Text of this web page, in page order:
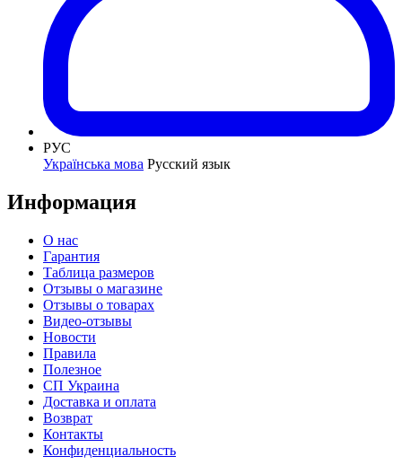
РУС
Українська мова Русский язык
Информация
О нас
Гарантия
Таблица размеров
Отзывы о магазине
Отзывы о товарах
Видео-отзывы
Новости
Правила
Полезное
СП Украина
Доставка и оплата
Возврат
Контакты
Конфиденциальность